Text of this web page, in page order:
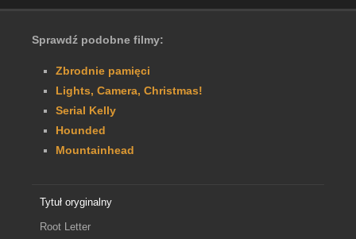
Sprawdź podobne filmy:
Zbrodnie pamięci
Lights, Camera, Christmas!
Serial Kelly
Hounded
Mountainhead
Tytuł oryginalny
Root Letter